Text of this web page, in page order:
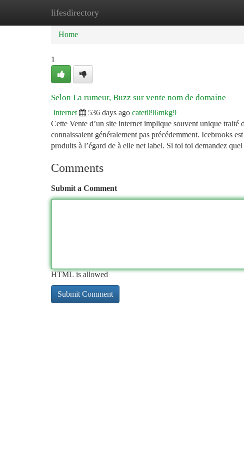
lifesdirectory
Home
Home
1
Selon La rumeur, Buzz sur vente nom de domaine
Internet 536 days ago catet096mkg9
Cette Vente d’un site internet implique souvent unique
connaissaient généralement pas précédemment. Icebrooks
produits à l’égard de à elle net label. Si toi toi demandez quel
Comments
Submit a Comment
HTML is allowed